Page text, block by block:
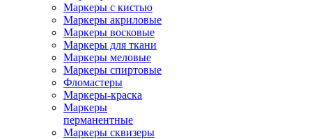
Маркеры с кистью
Маркеры акриловые
Маркеры восковые
Маркеры для ткани
Маркеры меловые
Маркеры спиртовые
Фломастеры
Маркеры-краска
Маркеры
перманентные
Маркеры сквизеры